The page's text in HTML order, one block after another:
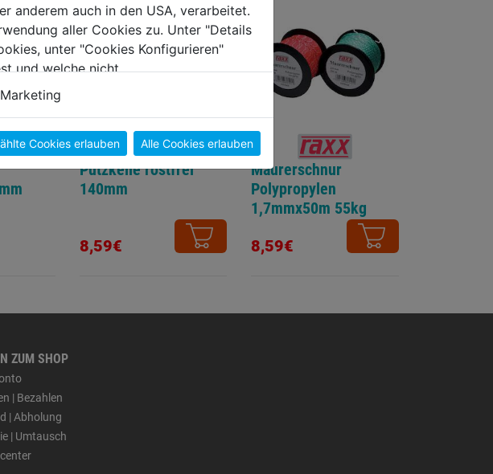
Putzkelle rostfrei
140mm
8,59€
Maurerschnur
Polypropylen
1,7mmx50m 55kg
8,59€
ZUM SHOP
| Bezahlen
| Abholung
| Umtausch
anderem auch in den USA, verarbeitet.
aller Cookies zu. Unter "Details
unter "Cookies Konfigurieren"
und welche nicht.
Marketing
Cookies erlauben Alle Cookies erlauben